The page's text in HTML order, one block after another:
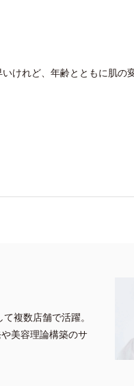
いけれど、年齢とともに肌の
複数店舗で活躍。
美容理論構築のサ